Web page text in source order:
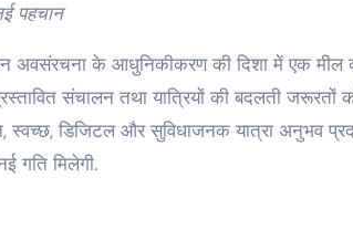
पहचान
अवसंरचना के आधुनिकीकरण की दिशा में एक मील
संचालन तथा यात्रियों की बदलती जरूरतों
स्वच्छ, डिजिटल और सुविधाजनक यात्रा अनुभव
गति मिलेगी.